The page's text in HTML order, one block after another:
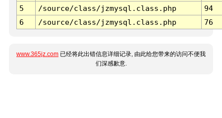
5
/source/class/jzmysql.class.php
94
6
/source/class/jzmysql.class.php 76
www.365jz.com 已经将此出错信息详细记录, 由此给您带来的访问不便我
们深感歉意.